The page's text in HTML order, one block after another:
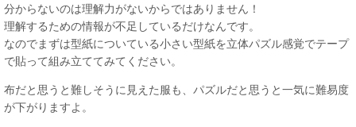
分からないのは理解力がないからではありません！
理解するための情報が不足しているだけなんです。
なのでまずは型紙についている小さい型紙を立体パズル感覚でテープ
で貼って組み立ててみてください。
布だと思うと難しそうに見えた服も、パズルだと思うと一気に難易度
が下がりますよ。